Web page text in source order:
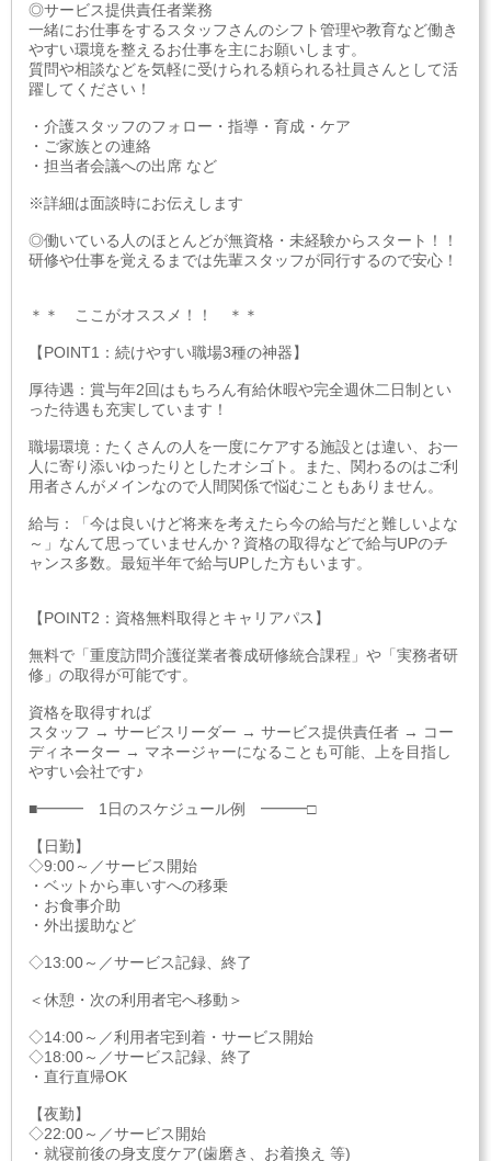
◎サービス提供責任者業務
一緒にお仕事をするスタッフさんのシフト管理や教育など働き
やすい環境を整えるお仕事を主にお願いします。
質問や相談などを気軽に受けられる頼られる社員さんとして活
躍してください！
・介護スタッフのフォロー・指導・育成・ケア
・ご家族との連絡
・担当者会議への出席 など
※詳細は面談時にお伝えします
◎働いている人のほとんどが無資格・未経験からスタート！！
研修や仕事を覚えるまでは先輩スタッフが同行するので安心！
＊＊ ここがオススメ！！ ＊＊
【POINT1：続けやすい職場3種の神器】
厚待遇：賞与年2回はもちろん有給休暇や完全週休二日制とい
った待遇も充実しています！
職場環境：たくさんの人を一度にケアする施設とは違い、お一
人に寄り添いゆったりとしたオシゴト。また、関わるのはご利
用者さんがメインなので人間関係で悩むこともありません。
給与：「今は良いけど将来を考えたら今の給与だと難しいよな
～」なんて思っていませんか？資格の取得などで給与UPのチ
ャンス多数。最短半年で給与UPした方もいます。
【POINT2：資格無料取得とキャリアパス】
無料で「重度訪問介護従業者養成研修統合課程」や「実務者研
修」の取得が可能です。
資格を取得すれば
スタッフ → サービスリーダー → サービス提供責任者 → コー
ディネーター → マネージャーになることも可能、上を目指し
やすい会社です♪
■━━━ 1日のスケジュール例 ━━━□
【日勤】
◇9:00～／サービス開始
・ベットから車いすへの移乗
・お食事介助
・外出援助など
◇13:00～／サービス記録、終了
＜休憩・次の利用者宅へ移動＞
◇14:00～／利用者宅到着・サービス開始
◇18:00～／サービス記録、終了
・直行直帰OK
【夜勤】
◇22:00～／サービス開始
・就寝前後の身支度ケア(歯磨き、お着換え 等)